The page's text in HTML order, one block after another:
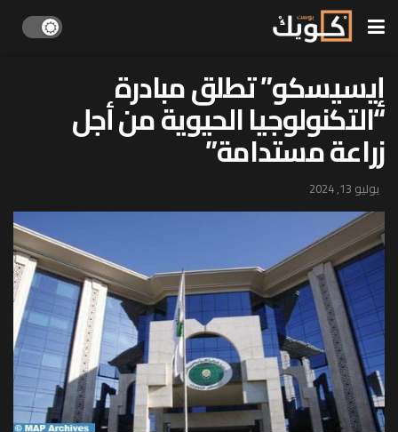
إيسيسكو” تطلق مبادرة
“التكنولوجيا الحيوية من أجل
زراعة مستدامة”
يوليو 13, 2024